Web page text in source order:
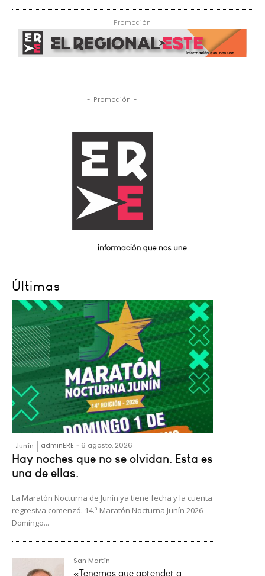
- Promoción -
- Promoción -
Últimas
Junín adminERE - 6 agosto, 2026
Hay noches que no se olvidan. Esta es
una de ellas.
La Maratón Nocturna de Junín ya tiene fecha y la cuenta
regresiva comenzó. 14.ª Maratón Nocturna Junín 2026
Domingo...
San Martín
«Tenemos que aprender a